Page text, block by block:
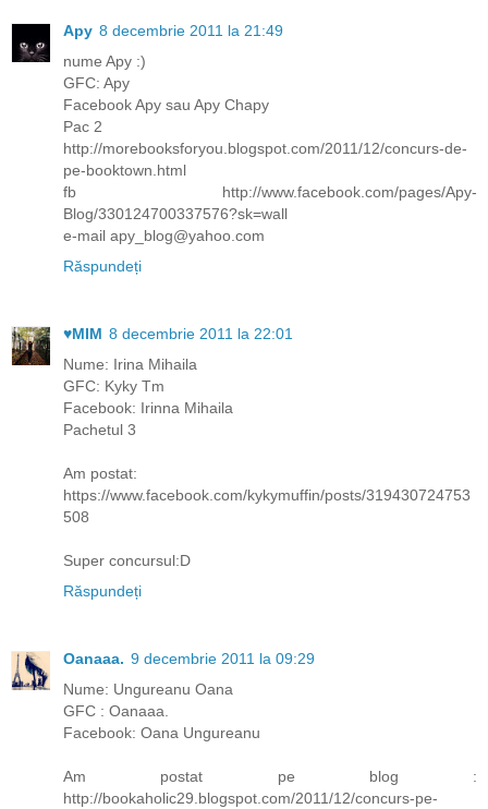
Apy 8 decembrie 2011 la 21:49
nume Apy :)
GFC: Apy
Facebook Apy sau Apy Chapy
Pac 2
http://morebooksforyou.blogspot.com/2011/12/concurs-de-
pe-booktown.html
fb http://www.facebook.com/pages/Apy-
Blog/330124700337576?sk=wall
e-mail apy_blog@yahoo.com
Răspundeți
♥MIM 8 decembrie 2011 la 22:01
Nume: Irina Mihaila
GFC: Kyky Tm
Facebook: Irinna Mihaila
Pachetul 3
Am postat:
https://www.facebook.com/kykymuffin/posts/319430724753
508
Super concursul:D
Răspundeți
Oanaaa. 9 decembrie 2011 la 09:29
Nume: Ungureanu Oana
GFC : Oanaaa.
Facebook: Oana Ungureanu
Am postat pe blog :
http://bookaholic29.blogspot.com/2011/12/concurs-pe-